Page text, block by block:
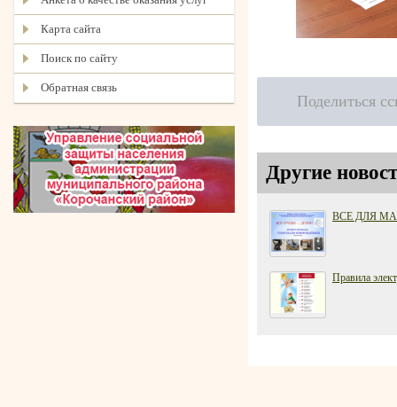
Карта сайта
Поиск по сайту
Обратная связь
Поделиться
Другие
ВСЕ ДЛЯ
Правила